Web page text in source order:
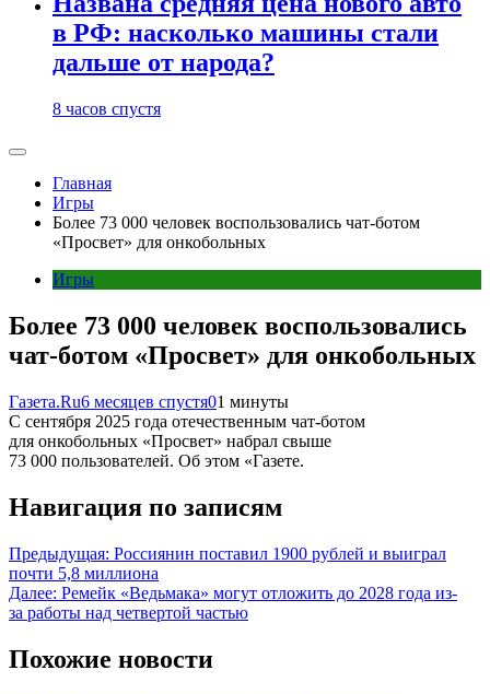
в РФ: насколько машины стали
дальше от народа?
8 часов спустя
Главная
Игры
Более 73 000 человек воспользовались чат-ботом
«Просвет» для онкобольных
Игры
Более 73 000 человек воспользовались
чат-ботом «Просвет» для онкобольных
Газета.Ru6 месяцев спустя01 минуты
С сентября 2025 года отечественным чат-ботом
для онкобольных «Просвет» набрал свыше
73 000 пользователей. Об этом «Газете.
Навигация по записям
Предыдущая: Россиянин поставил 1900 рублей и выиграл
почти 5,8 миллиона
Далее: Ремейк «Ведьмака» могут отложить до 2028 года из-
за работы над четвертой частью
Похожие новости